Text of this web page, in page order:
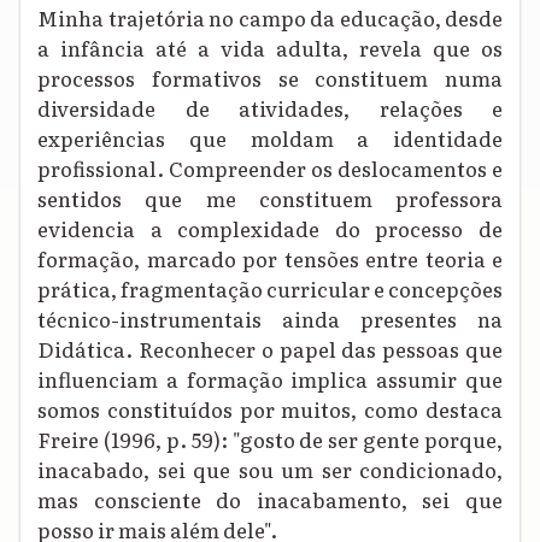
Minha trajetória no campo da educação, desde
a infância até a vida adulta, revela que os
processos formativos se constituem numa
diversidade de atividades, relações e
experiências que moldam a identidade
profissional. Compreender os deslocamentos e
sentidos que me constituem professora
evidencia a complexidade do processo de
formação, marcado por tensões entre teoria e
prática, fragmentação curricular e concepções
técnico-instrumentais ainda presentes na
Didática. Reconhecer o papel das pessoas que
influenciam a formação implica assumir que
somos constituídos por muitos, como destaca
Freire (1996, p. 59): "gosto de ser gente porque,
inacabado, sei que sou um ser condicionado,
mas consciente do inacabamento, sei que
posso ir mais além dele".